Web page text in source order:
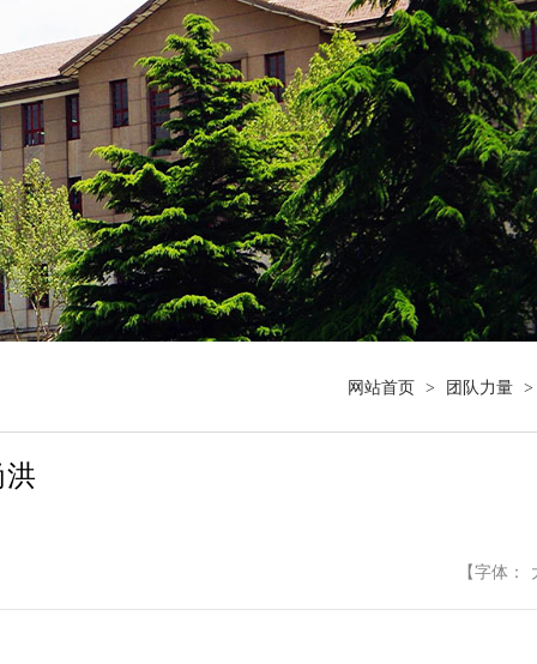
网站首页 > 团队力量 >
洪
【字体：